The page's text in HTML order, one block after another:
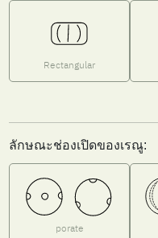
Rectangular
ลักษณะช่องเปิดของเรณู:
porate